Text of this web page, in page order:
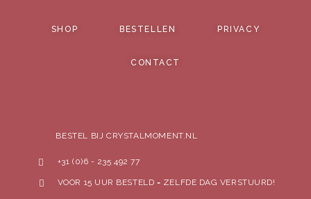
SHOP BESTELLEN PRIVACY
CONTACT
BESTEL BIJ CRYSTALMOMENT.NL
+31 (0)6 - 235 492 77
VOOR 15 UUR BESTELD = ZELFDE DAG VERSTUURD!